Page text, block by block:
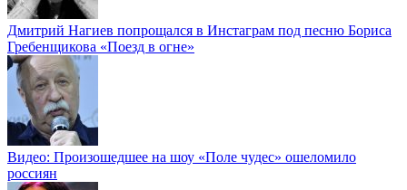
Дмитрий Нагиев попрощался в Инстаграм под песню Бориса
Гребенщикова «Поезд в огне»
Видео: Произошедшее на шоу «Поле чудес» ошеломило
россиян